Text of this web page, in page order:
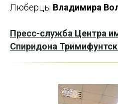
Люберцы Владимира
Пресс-служба Центра
Спиридона